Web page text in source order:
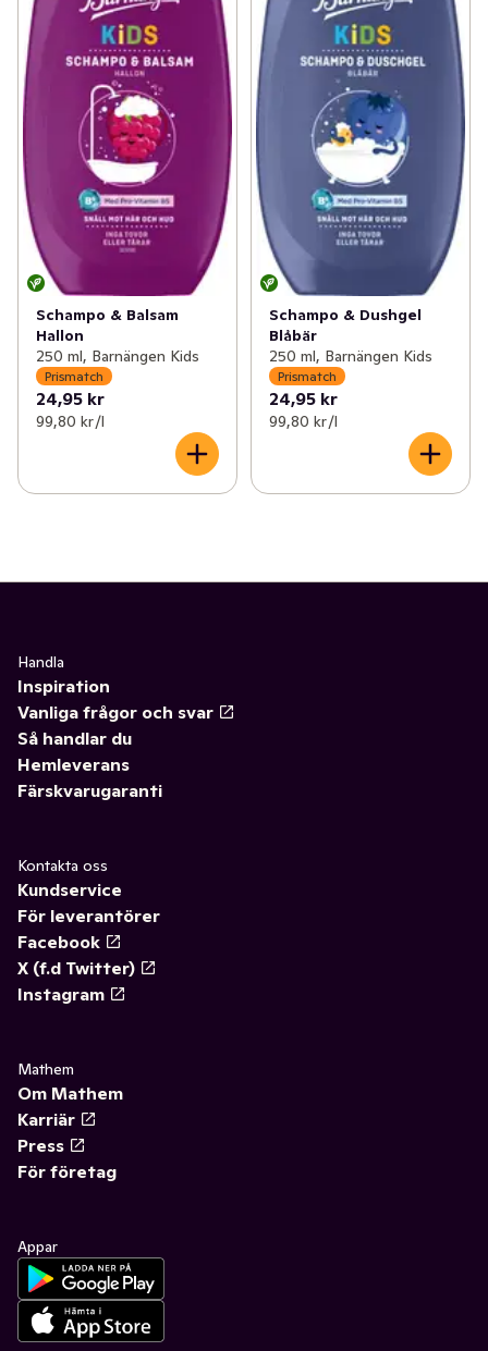
Schampo & Balsam
Hallon
250 ml, Barnängen Kids
Prismatch
24,95 kr
99,80 kr /l
Schampo & Dushgel
Blåbär
250 ml, Barnängen Kids
Prismatch
24,95 kr
99,80 kr /l
Handla
Inspiration
Vanliga frågor och svar
Så handlar du
Hemleverans
Färskvarugaranti
Kontakta oss
Kundservice
För leverantörer
Facebook
X (f.d Twitter)
Instagram
Mathem
Om Mathem
Karriär
Press
För företag
Appar